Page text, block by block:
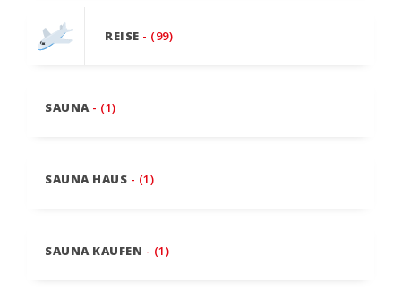
REISE - (99)
SAUNA - (1)
SAUNA HAUS - (1)
SAUNA KAUFEN - (1)